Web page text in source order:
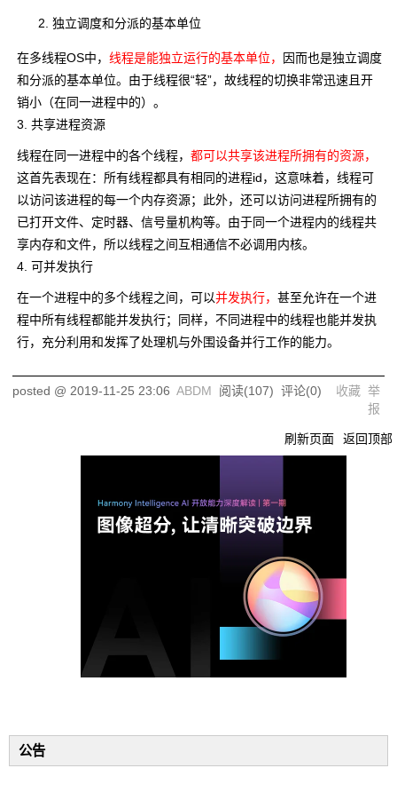
独立调度和分派的基本单位
在多线程OS中， 线程是能独立运行的基本单位，
因而也是独立调度
和分派的基本单位。由于线程很“轻”，故线程的切换非常迅速且开
销小（在同一进程中的）。
3. 共享进程资源
线程在同一进程中的各个线程， 都可以共享该进程所拥有的资源，
这首先表现在：所有线程都具有相同的进程id，这意味着，线程可
以访问该进程的每一个内存资源；此外，还可以访问进程所拥有的
已打开文件、定时器、信号量机构等。由于同一个进程内的线程共
享内存和文件，所以线程之间互相通信不必调用内核。
4. 可并发执行
在一个进程中的多个线程之间，可以并发执行， 甚至允许在一个进
程中所有线程都能并发执行；同样，不同进程中的线程也能并发执
行，充分利用和发挥了处理机与外围设备并行工作的能力。
posted @ 2019-11-25 23:06 ABDM 阅读(107) 评论(0) 收藏 举
报
刷新页面 返回顶部
公告